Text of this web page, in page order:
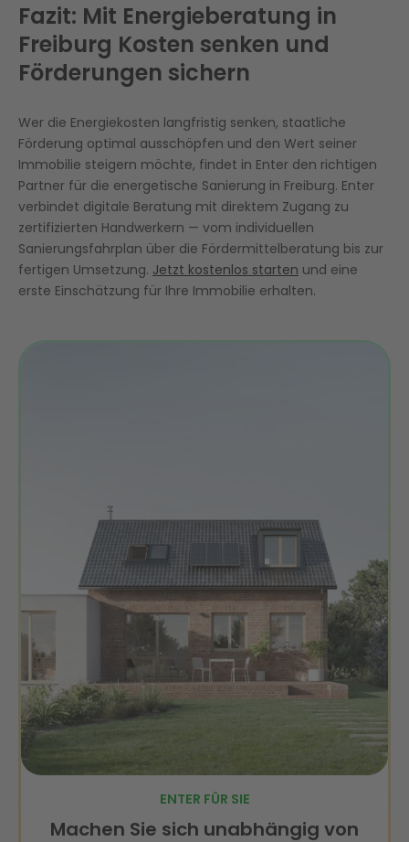
Fazit: Mit Energieberatung in
Freiburg Kosten senken und
Förderungen sichern
Wer die Energiekosten langfristig senken, staatliche
Förderung optimal ausschöpfen und den Wert seiner
Immobilie steigern möchte, findet in Enter den richtigen
Partner für die energetische Sanierung in Freiburg. Enter
verbindet digitale Beratung mit direktem Zugang zu
zertifizierten Handwerkern — vom individuellen
Sanierungsfahrplan über die Fördermittelberatung bis zur
fertigen Umsetzung. Jetzt kostenlos starten und eine
erste Einschätzung für Ihre Immobilie erhalten.
ENTER FÜR SIE
Machen Sie sich unabhängig von